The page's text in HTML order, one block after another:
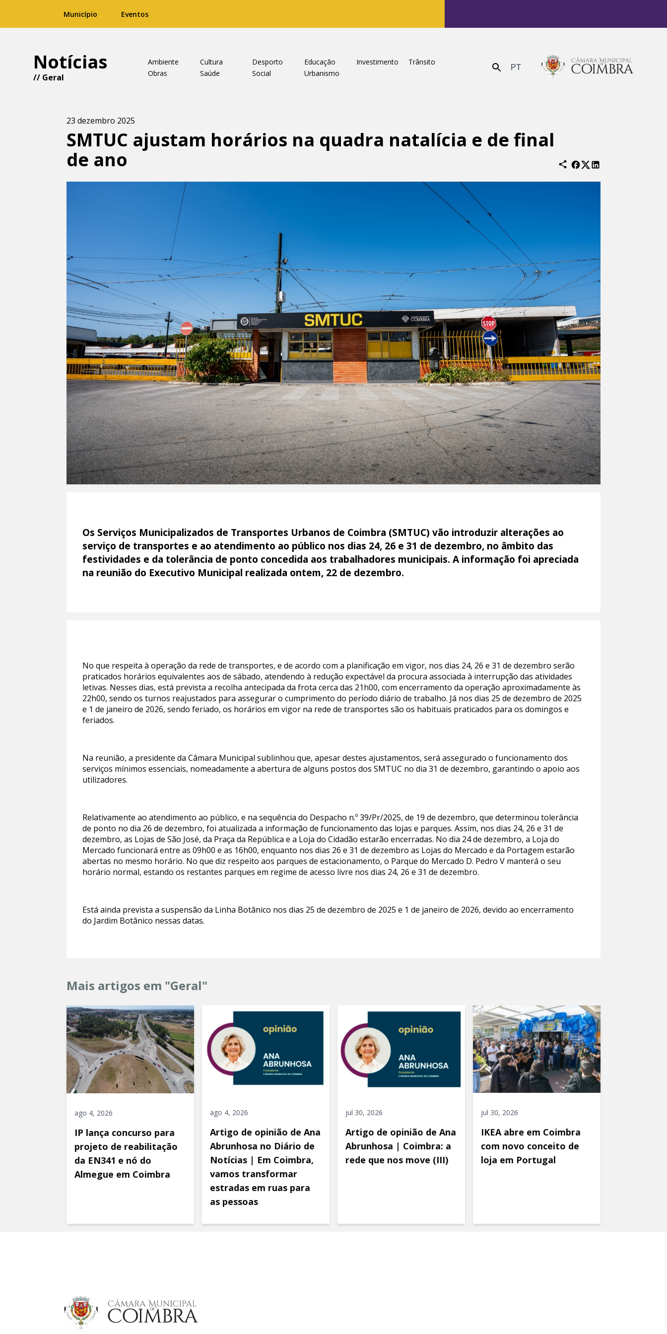
Município Eventos
Notícias
// Geral
Ambiente Cultura Desporto Educação Investimento
Trânsito
Obras
Saúde Social Urbanismo Enviar PT
23 dezembro 2025
SMTUC ajustam horários na quadra natalícia e de final
de ano
Os Serviços Municipalizados de Transportes Urbanos de Coimbra (SMTUC) vão introduzir alterações ao
serviço de transportes e ao atendimento ao público nos dias 24, 26 e 31 de dezembro, no âmbito das
festividades e da tolerância de ponto concedida aos trabalhadores municipais. A informação foi apreciada
na reunião do Executivo Municipal realizada ontem, 22 de dezembro.
No que respeita à operação da rede de transportes, e de acordo com a planificação em vigor, nos dias 24, 26 e 31 de dezembro serão
praticados horários equivalentes aos de sábado, atendendo à redução expectável da procura associada à interrupção das atividades
letivas. Nesses dias, está prevista a recolha antecipada da frota cerca das 21h00, com encerramento da operação aproximadamente às
22h00, sendo os turnos reajustados para assegurar o cumprimento do período diário de trabalho. Já nos dias 25 de dezembro de 2025
e 1 de janeiro de 2026, sendo feriado, os horários em vigor na rede de transportes são os habituais praticados para os domingos e
feriados.
Na reunião, a presidente da Câmara Municipal sublinhou que, apesar destes ajustamentos, será assegurado o funcionamento dos
serviços mínimos essenciais, nomeadamente a abertura de alguns postos dos SMTUC no dia 31 de dezembro, garantindo o apoio aos
utilizadores.
Relativamente ao atendimento ao público, e na sequência do Despacho n.º 39/Pr/2025, de 19 de dezembro, que determinou tolerância
de ponto no dia 26 de dezembro, foi atualizada a informação de funcionamento das lojas e parques. Assim, nos dias 24, 26 e 31 de
dezembro, as Lojas de São José, da Praça da República e a Loja do Cidadão estarão encerradas. No dia 24 de dezembro, a Loja do
Mercado funcionará entre as 09h00 e as 16h00, enquanto nos dias 26 e 31 de dezembro as Lojas do Mercado e da Portagem estarão
abertas no mesmo horário. No que diz respeito aos parques de estacionamento, o Parque do Mercado D. Pedro V manterá o seu
horário normal, estando os restantes parques em regime de acesso livre nos dias 24, 26 e 31 de dezembro.
Está ainda prevista a suspensão da Linha Botânico nos dias 25 de dezembro de 2025 e 1 de janeiro de 2026, devido ao encerramento
do Jardim Botânico nessas datas.
Mais artigos em "Geral"
ago 4, 2026
IP lança concurso para
projeto de reabilitação
da EN341 e nó do
Almegue em Coimbra
ago 4, 2026
Artigo de opinião de Ana
Abrunhosa no Diário de
Notícias | Em Coimbra,
vamos transformar
estradas em ruas para
as pessoas
jul 30, 2026
Artigo de opinião de Ana
Abrunhosa | Coimbra: a
rede que nos move (III)
jul 30, 2026
IKEA abre em Coimbra
com novo conceito de
loja em Portugal